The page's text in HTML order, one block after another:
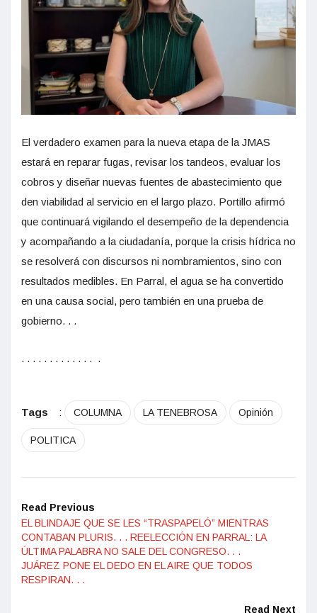
El verdadero examen para la nueva etapa de la JMAS
estará en reparar fugas, revisar los tandeos, evaluar los
cobros y diseñar nuevas fuentes de abastecimiento que
den viabilidad al servicio en el largo plazo. Portillo afirmó
que continuará vigilando el desempeño de la dependencia
y acompañando a la ciudadanía, porque la crisis hídrica no
se resolverá con discursos ni nombramientos, sino con
resultados medibles. En Parral, el agua se ha convertido
en una causa social, pero también en una prueba de
gobierno. . .
. . . . . . . . . . . . . .
Tags : COLUMNA LA TENEBROSA Opinión
POLITICA
Read Previous
EL BLINDAJE QUE SE LES “TRASPAPELÓ” MIENTRAS
CONTABAN PLURIS. . . REELECCIÓN EN PARRAL: LA
ÚLTIMA PALABRA NO SALE DEL CONGRESO. . .
JUÁREZ PONE EL DEDO EN EL AIRE QUE TODOS
RESPIRAN. . .
Read Next